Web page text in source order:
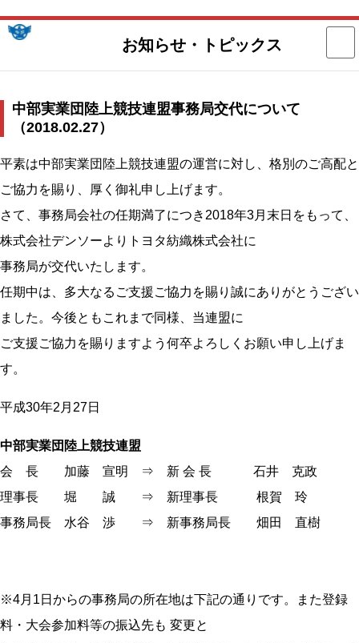
お知らせ・トピックス
中部実業団陸上競技連盟事務局交代について
（2018.02.27）
平素は中部実業団陸上競技連盟の運営に対し、格別のご高配と
ご協力を賜り、厚く御礼申し上げます。
さて、事務局会社の任期満了につき2018年3月末日をもって、
株式会社デンソーよりトヨタ紡織株式会社に
事務局が交代いたします。
任期中は、多大なるご支援ご協力を賜り誠にありがとうござい
ました。今後ともこれまで同様、当連盟に
ご支援ご協力を賜りますよう何卒よろしくお願い申し上げま
す。
平成30年2月27日
中部実業団陸上競技連盟
会 長 加藤 宣明 ⇒ 新 会 長 石井 克政
理事長 堀 誠 ⇒ 新理事長 根賀 玲
事務局長 水谷 渉 ⇒ 新事務局長 畑田 直樹
※4月1日からの事務局の所在地は下記の通りです。また登録
料・大会参加料等の振込先も 変更と